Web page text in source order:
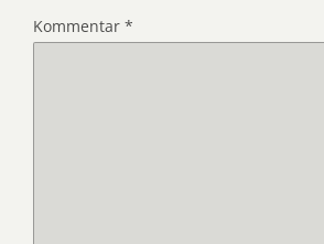
Kommentar *